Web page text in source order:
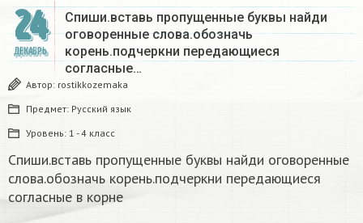
24
ДЕКАБРЬ
Спиши.вставь пропущенные буквы найди
оговоренные слова.обозначь
корень.подчеркни передающиеся
согласные…
Автор: rostikkozemaka
Предмет: Русский язык
Уровень: 1 - 4 класс
Спиши.вставь пропущенные буквы найди оговоренные
слова.обозначь корень.подчеркни передающиеся
согласные в корне